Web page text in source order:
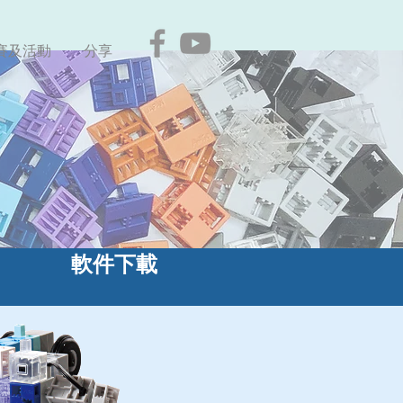
及活動 分享
軟件下載